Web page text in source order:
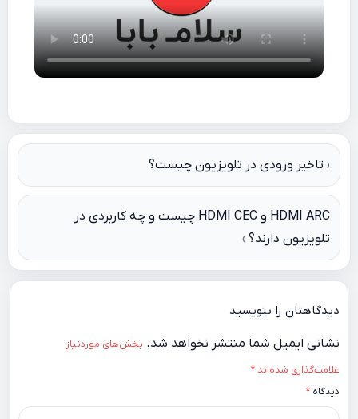
راهبری
نوشته
تاخیر ورودی در تلویزیون چیست؟
HDMI ARC و HDMI CEC چیست و چه کاربردی در
تلویزیون دارند؟
دیدگاهتان را بنویسید
نشانی ایمیل شما منتشر نخواهد شد. بخش‌های موردنیاز
علامت‌گذاری شده‌اند*
دیدگاه *